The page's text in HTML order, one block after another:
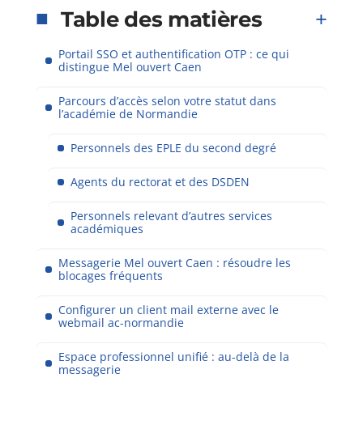
Table des matières
Portail SSO et authentification OTP : ce qui
distingue Mel ouvert Caen
Parcours d’accès selon votre statut dans
l’académie de Normandie
Personnels des EPLE du second degré
Agents du rectorat et des DSDEN
Personnels relevant d’autres services
académiques
Messagerie Mel ouvert Caen : résoudre les
blocages fréquents
Configurer un client mail externe avec le
webmail ac-normandie
Espace professionnel unifié : au-delà de la
messagerie